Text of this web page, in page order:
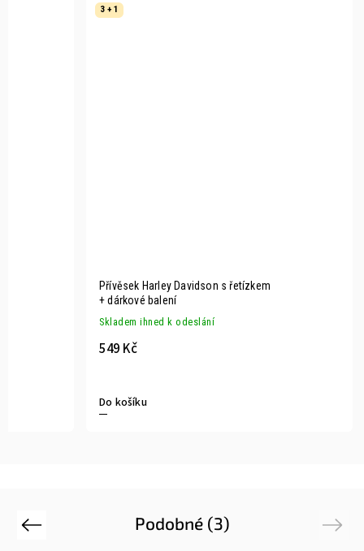
3 + 1
Přívěsek Harley Davidson s řetízkem
+ dárkové balení
Skladem ihned k odeslání
549 Kč
Do košíku
Podobné (3)
Previous Next